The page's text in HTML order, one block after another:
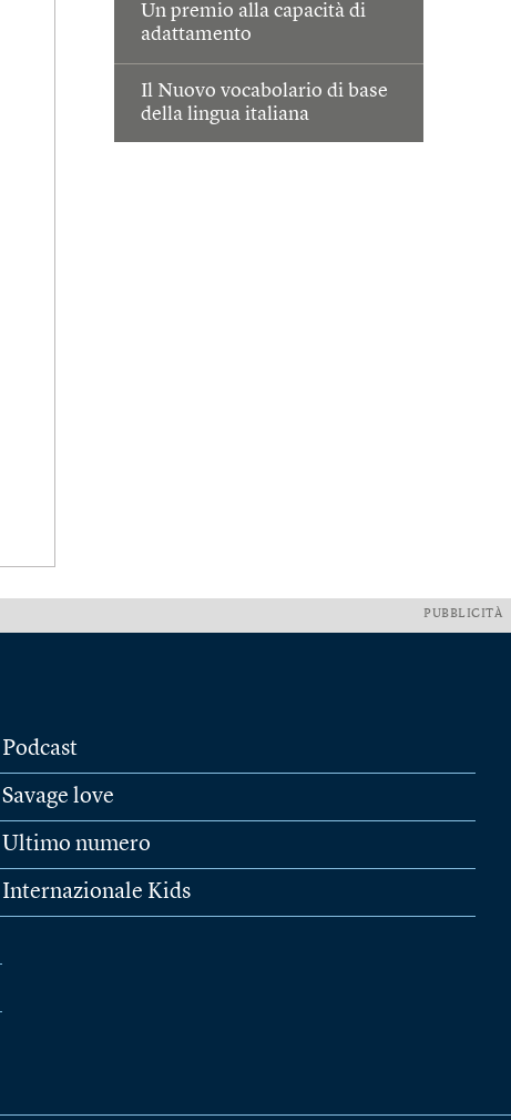
Un premio alla capacità di
adattamento
Il Nuovo vocabolario di base
della lingua italiana
PUBBLICITÀ
Podcast
Savage love
Ultimo numero
Internazionale Kids